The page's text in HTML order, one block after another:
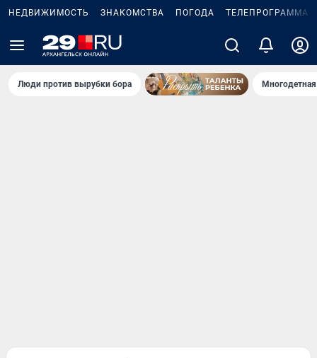
НЕДВИЖИМОСТЬ ЗНАКОМСТВА ПОГОДА ТЕЛЕПРОГРАММА
Люди против вырубки бора